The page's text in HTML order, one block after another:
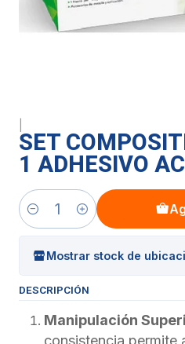
SET
1 ADHESIVO
Cantidad
Mostrar stock de
DESCRIPCIÓN
Manipulación
consistencia permite